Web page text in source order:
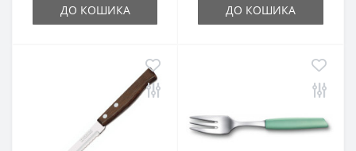
ДО КОШИКА ДО КОШИКА